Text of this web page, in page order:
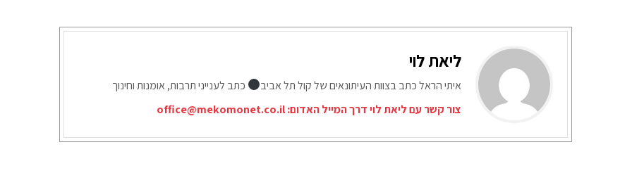
ליאת לוי
איתי הראל כתב בצוות העיתונאים של קול תל אביב
כתב לענייני תרבות, אומנות וחינוך
צור קשר עם ליאת לוי דרך המייל האדום:office@mekomonet.co.il